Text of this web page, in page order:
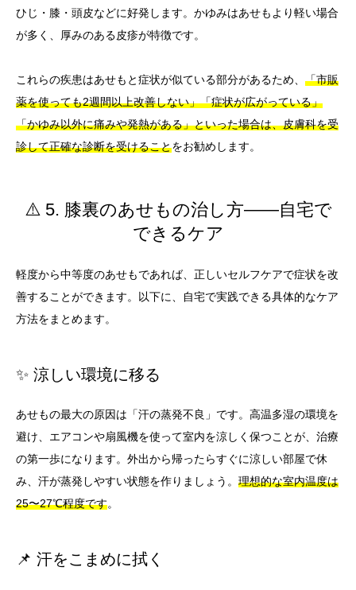
ひじ・膝・頭皮などに好発します。かゆみはあせもより軽い場合
が多く、厚みのある皮疹が特徴です。
これらの疾患はあせもと症状が似ている部分があるため、 「市販
薬を使っても2週間以上改善しない」「症状が広がっている」
「かゆみ以外に痛みや発熱がある」といった場合は、皮膚科を受
診して正確な診断を受けることをお勧めします。
⚠️ 5. 膝裏のあせもの治し方——自宅で
できるケア
軽度から中等度のあせもであれば、正しいセルフケアで症状を改
善することができます。以下に、自宅で実践できる具体的なケア
方法をまとめます。
✨ 涼しい環境に移る
あせもの最大の原因は「汗の蒸発不良」です。高温多湿の環境を
避け、エアコンや扇風機を使って室内を涼しく保つことが、治療
の第一歩になります。外出から帰ったらすぐに涼しい部屋で休
み、汗が蒸発しやすい状態を作りましょう。 理想的な室内温度は
25〜27℃程度です。
📌 汗をこまめに拭く